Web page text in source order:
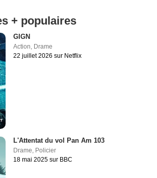
+ populaires
GIGN
Action, Drame
22 juillet 2026 sur Netflix
L'Attentat du vol Pan Am 103
Drame, Policier
18 mai 2025 sur BBC